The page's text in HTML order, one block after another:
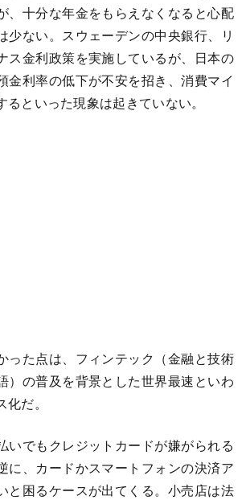
、十分な年金をもらえなくなると心配
少ない。スウェーデンの中央銀行、リ
ス金利政策を実施しているが、日本の
金利率の低下が不安を招き、消費マイ
といった現象は起きていない。
った点は、フィンテック（金融と技術
）の普及を背景とした世界最速といわ
だ。
いでもクレジットカードが嫌がられる
に、カードかスマートフォンの決済ア
と困るケースが出てくる。小売店は法